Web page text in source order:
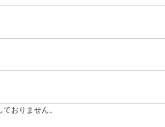
おりません。